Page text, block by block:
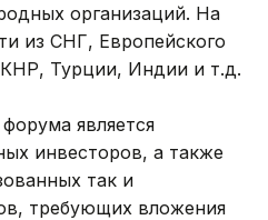
организаций. На
из СНГ, Европейского
Турции, Индии и т.д.
является
инвесторов, а также
так и
требующих вложения